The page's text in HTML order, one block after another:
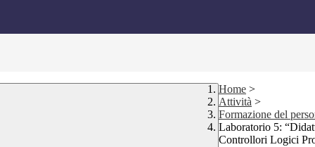
Home >
Attività >
Formazione del
Laboratorio 5:
Controllori Logici